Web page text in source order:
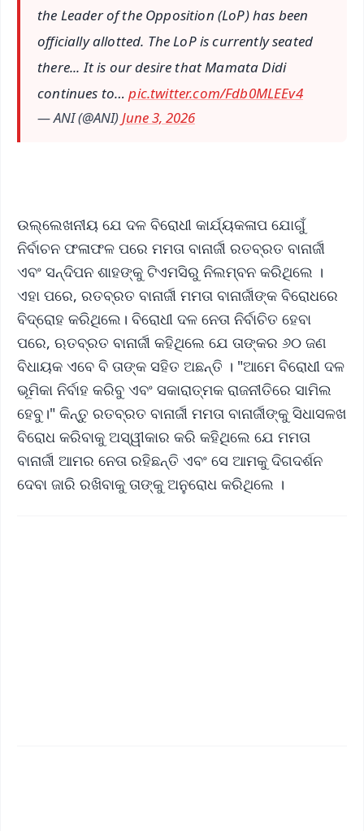
the Leader of the Opposition (LoP) has been
officially allotted. The LoP is currently seated
there... It is our desire that Mamata Didi
continues to…pic.twitter.com/Fdb0MLEEv4
— ANI (@ANI)June 3, 2026
ଉଲ୍ଲେଖନୀୟ ଯେ ଦଳ ବିରୋଧୀ କାର୍ଯ୍ୟକଳାପ ଯୋଗୁଁ
ନିର୍ବାଚନ ଫଳାଫଳ ପରେ ମମତା ବାନାର୍ଜୀ ରତବ୍ରତ ବାନାର୍ଜୀ
ଏବଂ ସନ୍ଦିପନ ଶାହଙ୍କୁ ଟିଏମସିରୁ ନିଲମ୍ବନ କରିଥିଲେ ।
ଏହା ପରେ, ରତବ୍ରତ ବାନାର୍ଜୀ ମମତା ବାନାର୍ଜୀଙ୍କ ବିରୋଧରେ
ବିଦ୍ରୋହ କରିଥିଲେ। ବିରୋଧୀ ଦଳ ନେତା ନିର୍ବାଚିତ ହେବା
ପରେ, ଋତବ୍ରତ ବାନାର୍ଜୀ କହିଥିଲେ ଯେ ତାଙ୍କର ୬୦ ଜଣ
ବିଧାୟକ ଏବେ ବି ତାଙ୍କ ସହିତ ଅଛନ୍ତି । "ଆମେ ବିରୋଧୀ ଦଳ
ଭୂମିକା ନିର୍ବାହ କରିବୁ ଏବଂ ସକାରାତ୍ମକ ରାଜନୀତିରେ ସାମିଲ
ହେବୁ।" କିନ୍ତୁ ରତବ୍ରତ ବାନାର୍ଜୀ ମମତା ବାନାର୍ଜୀଙ୍କୁ ସିଧାସଳଖ
ବିରୋଧ କରିବାକୁ ଅସ୍ୱୀକାର କରି କହିଥିଲେ ଯେ ମମତା
ବାନାର୍ଜୀ ଆମର ନେତା ରହିଛନ୍ତି ଏବଂ ସେ ଆମକୁ ଦିଗଦର୍ଶନ
ଦେବା ଜାରି ରଖିବାକୁ ତାଙ୍କୁ ଅନୁରୋଧ କରିଥିଲେ ।